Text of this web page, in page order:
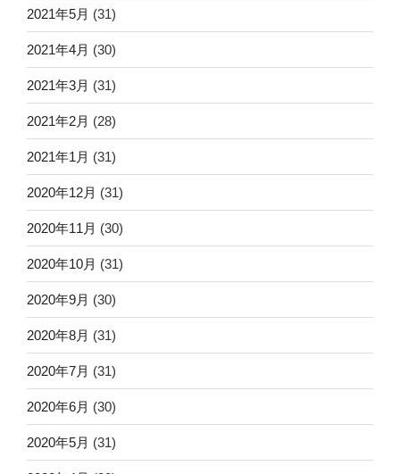
2021年5月 (31)
2021年4月 (30)
2021年3月 (31)
2021年2月 (28)
2021年1月 (31)
2020年12月 (31)
2020年11月 (30)
2020年10月 (31)
2020年9月 (30)
2020年8月 (31)
2020年7月 (31)
2020年6月 (30)
2020年5月 (31)